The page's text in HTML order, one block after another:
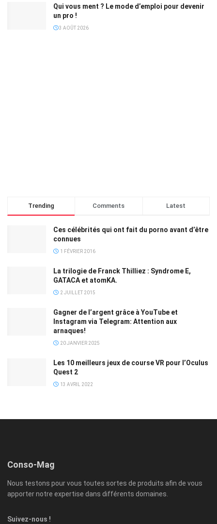
Qui vous ment ? Le mode d’emploi pour devenir
un pro !
3 AOÛT 2026
Trending Comments Latest
Ces célébrités qui ont fait du porno avant d’être
connues
1 FÉVRIER 2016
La trilogie de Franck Thilliez : Syndrome E,
GATACA et atomKA.
2 JUILLET 2015
Gagner de l’argent grâce à YouTube et
Instagram via Telegram: Attention aux
arnaques!
20 JANVIER 2025
Les 10 meilleurs jeux de course VR pour l’Oculus
Quest 2
13 AVRIL 2022
Conso-Mag
Nous testons pour vous toutes sortes de produits afin de vous
apporter notre expertise dans différents domaines.
Suivez-nous !